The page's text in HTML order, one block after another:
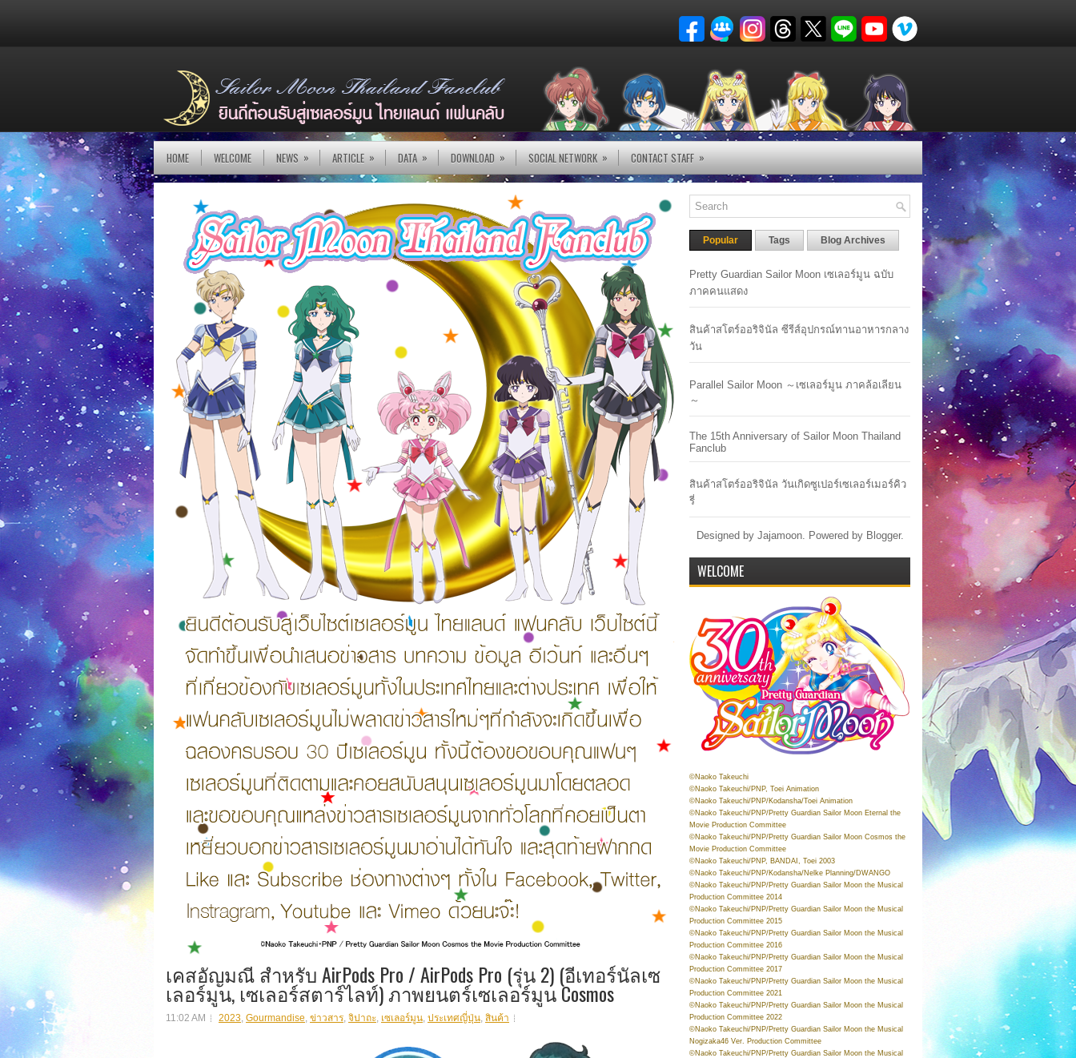
HOME WELCOME NEWS » ARTICLE » DATA » DOWNLOAD » SOCIAL NETWORK » CONTACT STAFF »
เคสอัญมณี สำหรับ AirPods Pro / AirPods Pro (รุ่น 2) (อีเทอร์นัลเซ
เลอร์มูน, เซเลอร์สตาร์ไลท์) ภาพยนตร์เซเลอร์มูน Cosmos
11:02 AM 2023, Gourmandise, ข่าวสาร, จิปาถะ, เซเลอร์มูน, ประเทศญี่ปุ่น, สินค้า
Popular Tags Blog Archives
Pretty Guardian Sailor Moon เซเลอร์มูน ฉบับ
ภาคคนแสดง
สินค้าสโตร์ออริจินัล ซีรีส์อุปกรณ์ทานอาหารกลาง
วัน
Parallel Sailor Moon ～เซเลอร์มูน ภาคล้อเลียน
～
The 15th Anniversary of Sailor Moon Thailand
Fanclub
สินค้าสโตร์ออริจินัล วันเกิดซูเปอร์เซเลอร์เมอร์คิว
รี่
Designed by Jajamoon. Powered by Blogger.
WELCOME
©Naoko Takeuchi
©Naoko Takeuchi/PNP, Toei Animation
©Naoko Takeuchi/PNP/Kodansha/Toei Animation
©Naoko Takeuchi/PNP/Pretty Guardian Sailor Moon Eternal the
Movie Production Committee
©Naoko Takeuchi/PNP/Pretty Guardian Sailor Moon Cosmos the
Movie Production Committee
©Naoko Takeuchi/PNP, BANDAI, Toei 2003
©Naoko Takeuchi/PNP/Kodansha/Nelke Planning/DWANGO
©Naoko Takeuchi/PNP/Pretty Guardian Sailor Moon the Musical
Production Committee 2014
©Naoko Takeuchi/PNP/Pretty Guardian Sailor Moon the Musical
Production Committee 2015
©Naoko Takeuchi/PNP/Pretty Guardian Sailor Moon the Musical
Production Committee 2016
©Naoko Takeuchi/PNP/Pretty Guardian Sailor Moon the Musical
Production Committee 2017
©Naoko Takeuchi/PNP/Pretty Guardian Sailor Moon the Musical
Production Committee 2021
©Naoko Takeuchi/PNP/Pretty Guardian Sailor Moon the Musical
Production Committee 2022
©Naoko Takeuchi/PNP/Pretty Guardian Sailor Moon the Musical
Nogizaka46 Ver. Production Committee
©Naoko Takeuchi/PNP/Pretty Guardian Sailor Moon the Musical